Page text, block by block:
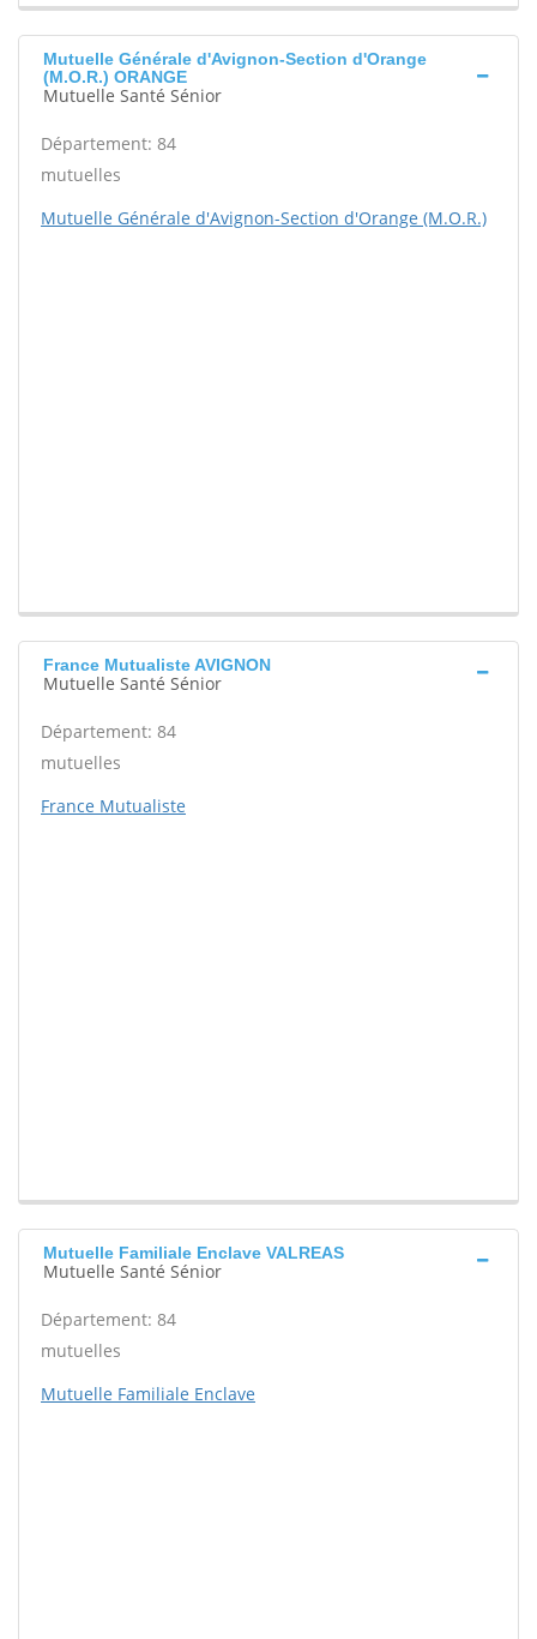
Mutuelle Générale d'Avignon-Section d'Orange
(M.O.R.) ORANGE
Mutuelle Santé Sénior
Département: 84
mutuelles
Mutuelle Générale d'Avignon-Section d'Orange (M.O.R.)
France Mutualiste AVIGNON
Mutuelle Santé Sénior
Département: 84
mutuelles
France Mutualiste
Mutuelle Familiale Enclave VALREAS
Mutuelle Santé Sénior
Département: 84
mutuelles
Mutuelle Familiale Enclave